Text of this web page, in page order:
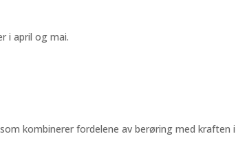
i april og mai.
kombinerer fordelene av berøring med